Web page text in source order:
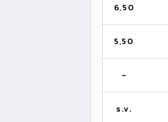
6,50
5,50
-
s.v.